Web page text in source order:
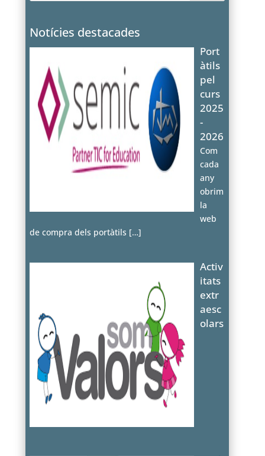
Notícies destacades
Port
àtils
pel
curs
2025
-
2026
Com
cada
any
obrim
la
web
de compra dels portàtils […]
Activ
itats
extr
aesc
olars